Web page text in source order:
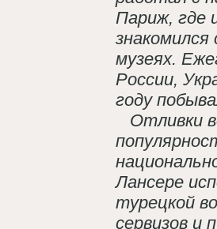
Париж, где
знакомился
музеях.
России,
году
Отливки
Лансере
турецкой
сервизов и